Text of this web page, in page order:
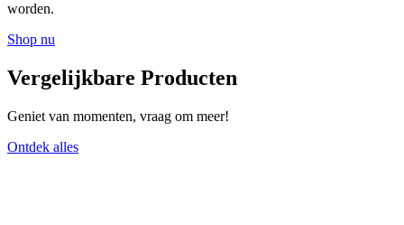
worden.
Shop nu
Vergelijkbare Producten
Geniet van momenten, vraag om meer!
Ontdek alles